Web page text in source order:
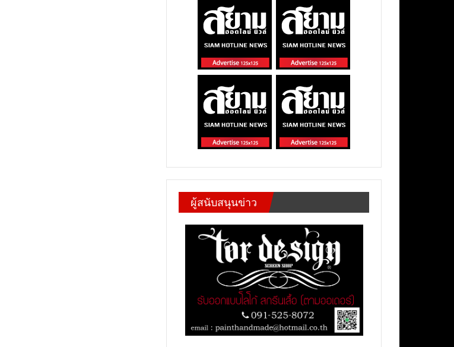
ผู้สนับสนุนข่าว